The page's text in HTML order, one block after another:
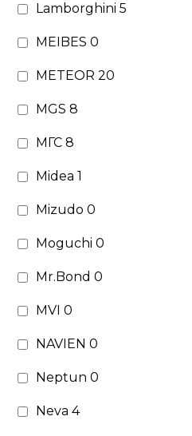
Lamborghini5
MEIBES0
METEOR20
MGS8
МГС8
Midea1
Mizudo0
Moguchi0
Mr.Bond0
MVI0
NAVIEN0
Neptun0
Neva4